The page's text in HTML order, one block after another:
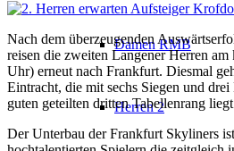
Damen RMB
Herren 2
Nach dem überzeugenden
reisen die zweiten Langener Herren am
Uhr) erneut nach Frankfurt. Diesmal
Eintracht, die mit sechs Siegen und
guten geteilten dritten Tabellenrang
Der Unterbau der Frankfurt Skyliners